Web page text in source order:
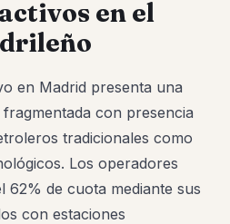
en el
en Madrid presenta una
con presencia
tradicionales como
Los operadores
62% de cuota mediante sus
con estaciones